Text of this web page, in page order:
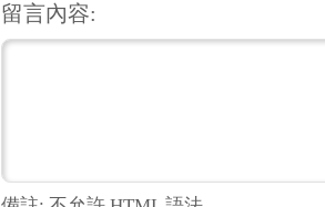
留言內容: